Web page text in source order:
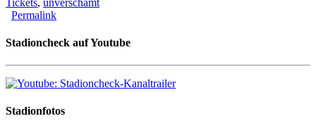
Tickets, unverschämt
Permalink
Stadioncheck auf Youtube
Stadionfotos